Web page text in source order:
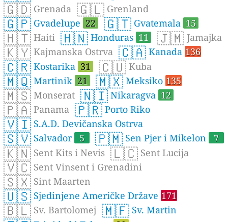
🇬🇩 Grenada 🇬🇱 Grenland
🇬🇵 Gvadelupe 22 🇬🇹 Gvatemala 15
🇭🇹 Haiti 🇭🇳 Honduras 11 🇯🇲 Jamajka
🇰🇾 Kajmanska Ostrva 🇨🇦 Kanada 136
🇨🇷 Kostarika 31 🇨🇺 Kuba
🇲🇶 Martinik 21 🇲🇽 Meksiko 135
🇲🇸 Monserat 🇳🇮 Nikaragva 12
🇵🇦 Panama 🇵🇷 Porto Riko
🇻🇮 S.A.D. Devičanska Ostrva
🇸🇻 Salvador 5 🇵🇲 Sen Pjer i Mikelon 7
🇰🇳 Sent Kits i Nevis 🇱🇨 Sent Lucija
🇻🇨 Sent Vinsent i Grenadini
🇸🇽 Sint Maarten
🇺🇸 Sjedinjene Američke Države 171
🇧🇱 Sv. Bartolomej 🇲🇫 Sv. Martin